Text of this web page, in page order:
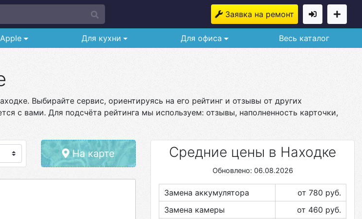
Заявка на ремонт
Apple Для кухни Для офиса Весь каталог
Выбирайте сервис, ориентируясь на его рейтинг и отзывы от других
с вами. Для подсчёта рейтинга мы используем: отзывы, наполненность карточки,
На карте Средние цены в Находке
Обновлено: 06.08.2026
Замена аккумулятора от 780 руб.
Замена камеры
от 460 руб.